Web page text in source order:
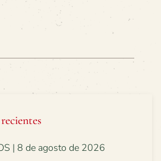
| 8 de agosto de 2026